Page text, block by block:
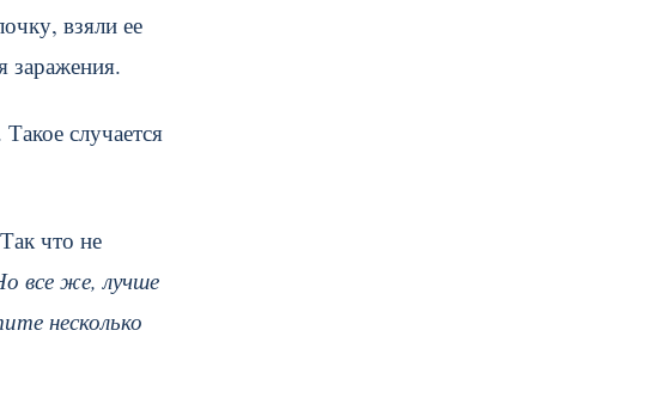
взяли ее
заражения.
случается
что не
все же, лучше
несколько